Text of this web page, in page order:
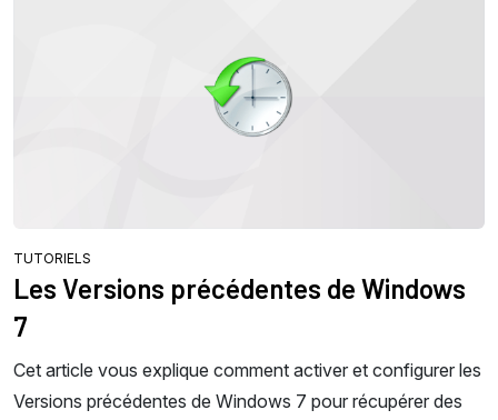
TUTORIELS
Les Versions précédentes de Windows
7
Cet article vous explique comment activer et configurer les
Versions précédentes de Windows 7 pour récupérer des